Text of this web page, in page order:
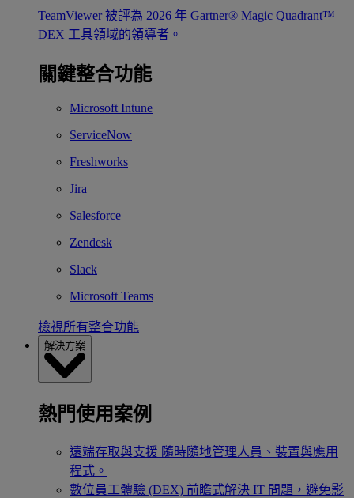
TeamViewer 被評為 2026 年 Gartner® Magic Quadrant™
DEX 工具領域的領導者。
關鍵整合功能
Microsoft Intune
ServiceNow
Freshworks
Jira
Salesforce
Zendesk
Slack
Microsoft Teams
檢視所有整合功能
解決方案
熱門使用案例
遠端存取與支援 隨時隨地管理人員、裝置與應用
程式。
數位員工體驗 (DEX) 前瞻式解決 IT 問題，避免影